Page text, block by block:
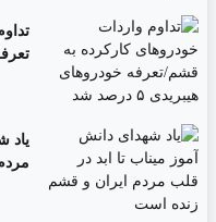
یاد